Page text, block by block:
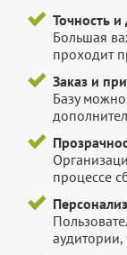
Точность
Большая
проходит
Заказ и
Базу
процессе
аудитории,